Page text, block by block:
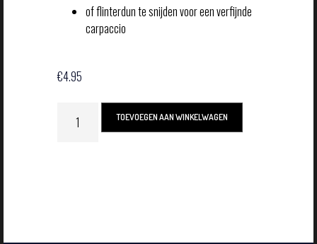
of flinterdun te snijden voor een verfijnde
carpaccio
€4.95
TOEVOEGEN AAN WINKELWAGEN